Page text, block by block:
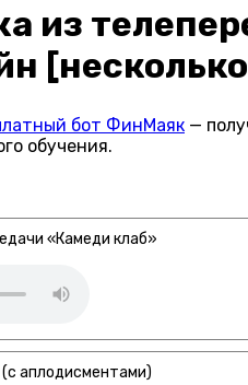
из
бот ФинМаяк —
обучения.
«Камеди клаб»
аплодисментами)